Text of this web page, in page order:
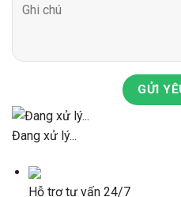
GỬI
Đang xử lý...
Hỗ trợ tư vấn 24/7